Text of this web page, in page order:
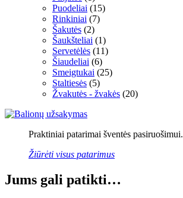
Puodeliai (15)
Rinkiniai (7)
Šakutės (2)
Šaukšteliai (1)
Servetėlės (11)
Šiaudeliai (6)
Smeigtukai (25)
Staltiesės (5)
Žvakutės - žvakės (20)
Praktiniai patarimai šventės pasiruošimui.
Žiūrėti visus patarimus
Jums gali patikti…